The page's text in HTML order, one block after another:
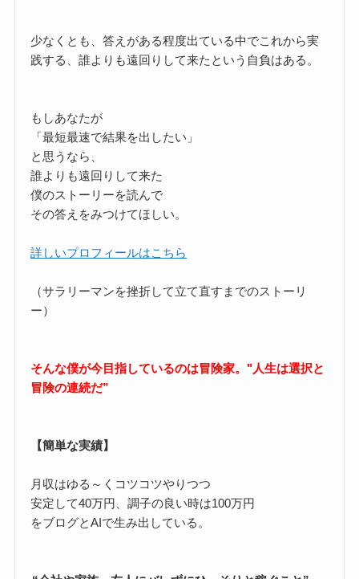
少なくとも、答えがある程度出ている中でこれから実
践する、誰よりも遠回りして来たという自負はある。
もしあなたが
「最短最速で結果を出したい」
と思うなら、
誰よりも遠回りして来た
僕のストーリーを読んで
その答えをみつけてほしい。
詳しいプロフィールはこちら
（サラリーマンを挫折して立て直すまでのストーリ
ー）
そんな僕が今目指しているのは冒険家。"人生は選択と
冒険の連続だ”
【簡単な実績】
月収はゆる～くコツコツやりつつ
安定して40万円、調子の良い時は100万円
をブログとAIで生み出している。